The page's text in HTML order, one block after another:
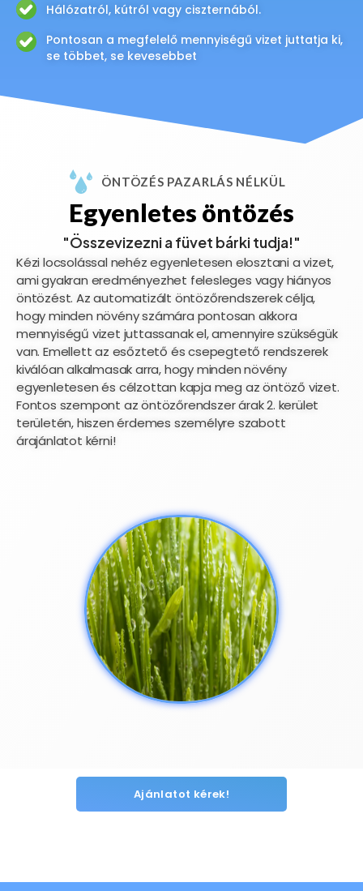
Hálózatról, kútról vagy ciszternából.
Pontosan a megfelelő mennyiségű vizet juttatja ki,
se többet, se kevesebbet
ÖNTÖZÉS PAZARLÁS NÉLKÜL
Egyenletes öntözés
"Összevizezni a füvet bárki tudja!"
Kézi locsolással nehéz egyenletesen elosztani a vizet,
ami gyakran eredményezhet felesleges vagy hiányos
öntözést. Az automatizált öntözőrendszerek célja,
hogy minden növény számára pontosan akkora
mennyiségű vizet juttassanak el, amennyire szükségük
van. Emellett az esőztető és csepegtető rendszerek
kiválóan alkalmasak arra, hogy minden növény
egyenletesen és célzottan kapja meg az öntöző vizet.
Fontos szempont az öntözőrendszer árak 2. kerület
területén, hiszen érdemes személyre szabott
árajánlatot kérni!
Ajánlatot kérek!